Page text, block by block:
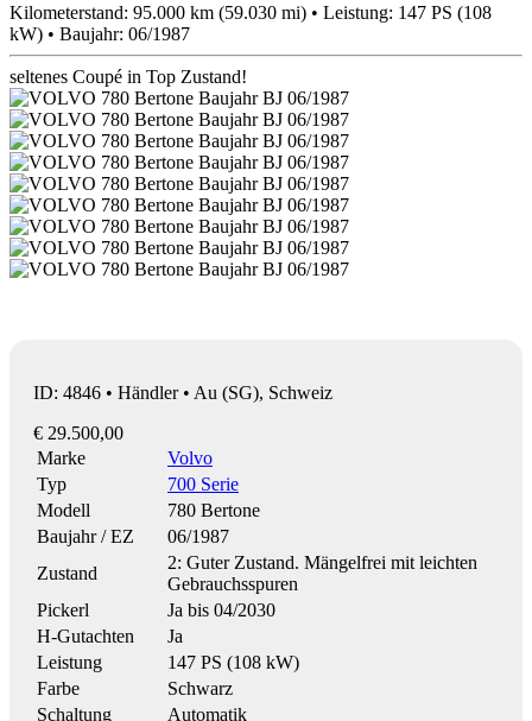
Kilometerstand: 95.000 km (59.030 mi) • Leistung: 147 PS (108
kW) • Baujahr: 06/1987
seltenes Coupé in Top Zustand!
ID: 4846 • Händler • Au (SG), Schweiz
€ 29.500,00
Marke
Volvo
Typ
700 Serie
Modell
780 Bertone
Baujahr / EZ
06/1987
Zustand
2: Guter Zustand. Mängelfrei mit leichten
Gebrauchsspuren
Pickerl
Ja bis 04/2030
H-Gutachten
Ja
Leistung
147 PS (108 kW)
Farbe
Schwarz
Schaltung
Automatik